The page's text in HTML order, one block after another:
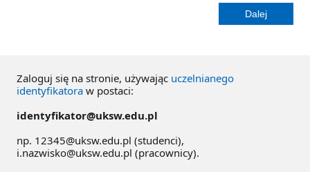
Zaloguj się na stronie, używając uczelnianego
identyfikatora w postaci:
identyfikator@uksw.edu.pl
np. 12345@uksw.edu.pl (studenci),
i.nazwisko@uksw.edu.pl (pracownicy).